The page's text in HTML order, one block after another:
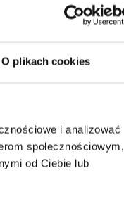
O plikach cookies
i analizować
społecznościowym,
od Ciebie lub